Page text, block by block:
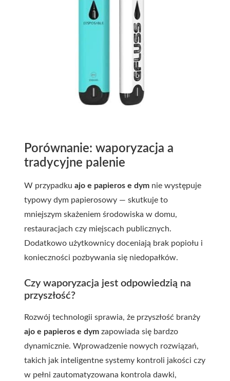
Porównanie: waporyzacja a
tradycyjne palenie
W przypadku ajo e papieros e dym nie występuje
typowy dym papierosowy — skutkuje to
mniejszym skażeniem środowiska w domu,
restauracjach czy miejscach publicznych.
Dodatkowo użytkownicy doceniają brak popiołu i
konieczności pozbywania się niedopałków.
Czy waporyzacja jest odpowiedzią na
przyszłość?
Rozwój technologii sprawia, że przyszłość branży
ajo e papieros e dym zapowiada się bardzo
dynamicznie. Wprowadzenie nowych rozwiązań,
takich jak inteligentne systemy kontroli jakości czy
w pełni zautomatyzowana kontrola dawki,